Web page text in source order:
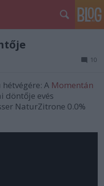
10
hétvégére: A Momentán
döntője evés
NaturZitrone 0.0%